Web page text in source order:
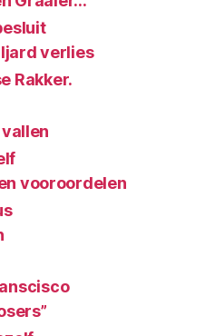
verlies
Rakker.
vooroordelen